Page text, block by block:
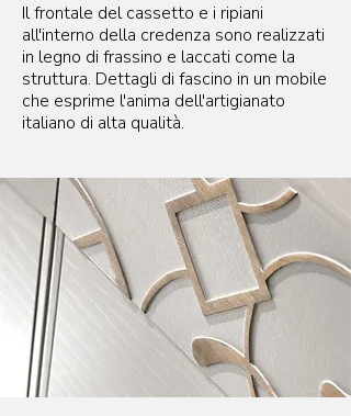
Il frontale del cassetto e i ripiani
all'interno della credenza sono realizzati
in legno di frassino e laccati come la
struttura. Dettagli di fascino in un mobile
che esprime l'anima dell'artigianato
italiano di alta qualità.